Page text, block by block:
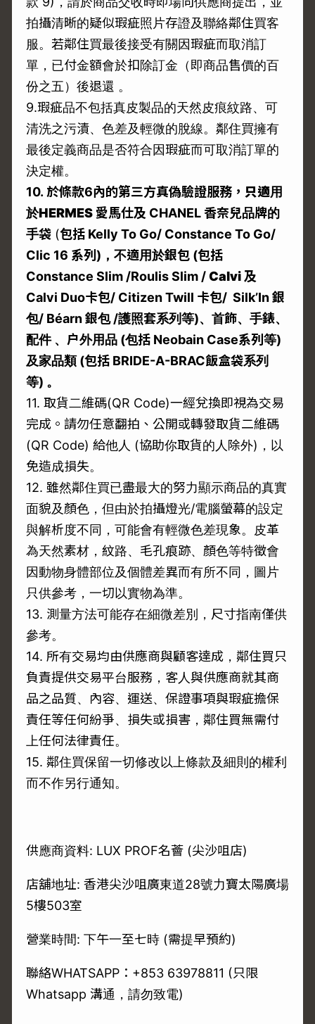
拍攝清晰的疑似瑕疵照片存證及聯絡鄰住買客
服。若鄰住買最後接受有關因瑕疵而取消訂
單，已付金額會於扣除訂金（即商品售價的百
份之五）後退還 。
9.瑕疵品不包括真皮製品的天然皮痕紋路、可
清洗之污漬、色差及輕微的脫線。鄰住買擁有
最後定義商品是否符合因瑕疵而可取消訂單的
決定權。
10. 於條款6內的第三方真偽驗證服務， 只適用
於HERMES 愛馬仕及 CHANEL香奈兒品牌的
手袋 (包括 Kelly To Go/ Constance To Go/
Clic 16 系列) ，不適用於銀包 (包括
Constance Slim/Roulis Slim /Calvi及
Calvi Duo卡包/ Citizen Twill 卡包/ Silk’In銀
包/ Béarn銀包 /護照套系列等)、首飾、手錶、
配件、户外用品 (包括 Neobain Case系列等)
及家品類 (包括 BRIDE-A-BRAC飯盒袋系列
等) 。
11. 取貨二維碼(QR Code)一經兌換即視為交易
完成。請勿任意翻拍、公開或轉發取貨二維碼
(QR Code) 給他人 (協助你取貨的人除外)，以
免造成損失。
12. 雖然鄰住買已盡最大的努力顯示商品的真實
面貌及顏色，但由於拍攝燈光/電腦螢幕的設定
與解析度不同，可能會有輕微色差現象。皮革
為天然素材，紋路、毛孔痕跡、顏色等特徵會
因動物身體部位及個體差異而有所不同，圖片
只供參考，一切以實物為準。
13. 測量方法可能存在細微差別，尺寸指南僅供
參考。
14. 所有交易均由供應商與顧客達成，鄰住買只
負責提供交易平台服務，客人與供應商就其商
品之品質、內容、運送、保證事項與瑕疵擔保
責任等任何紛爭、損失或損害，鄰住買無需付
上任何法律責任。
15. 鄰住買保留一切修改以上條款及細則的權利
而不作另行通知。
供應商資料: LUX PROF名薈 (尖沙咀店)
店舖地址: 香港尖沙咀廣東道28號力寶太陽廣場
5樓503室
營業時間: 下午一至七時 (需提早預約)
聯絡WHATSAPP：+853 63978811 (只限
Whatsapp 溝通，請勿致電)